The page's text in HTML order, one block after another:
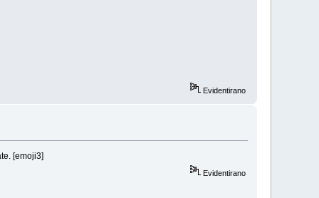
Evidentirano
[emoji3]
Evidentirano